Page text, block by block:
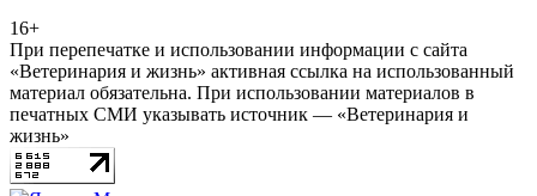
16+
При перепечатке и использовании информации с сайта
«Ветеринария и жизнь» активная ссылка на использованный
материал обязательна. При использовании материалов в
печатных СМИ указывать источник — «Ветеринария и
жизнь»